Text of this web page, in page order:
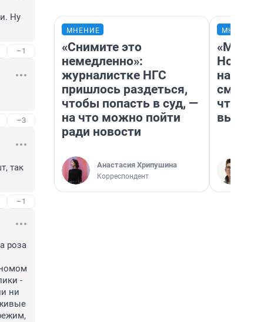
Ну
–1
–3
так
–1
роза
-
ни
МНЕНИЕ
«Снимите это
немедленно»:
журналистке НГС
пришлось раздеться,
чтобы попасть в суд, —
на что можно пойти
ради новости
Анастасия Хрипушина
Корреспондент
«Мы